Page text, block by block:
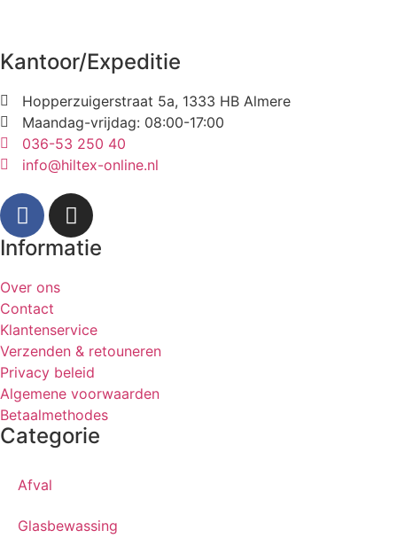
Kantoor/Expeditie
Hopperzuigerstraat 5a, 1333 HB Almere
Maandag-vrijdag: 08:00-17:00
036-53 250 40
info@hiltex-online.nl
Informatie
Over ons
Contact
Klantenservice
Verzenden & retouneren
Privacy beleid
Algemene voorwaarden
Betaalmethodes
Categorie
Afval
Glasbewassing